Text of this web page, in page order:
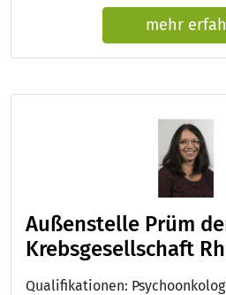
mehr
Außenstelle Prüm
Krebsgesellschaft
Qualifikationen: